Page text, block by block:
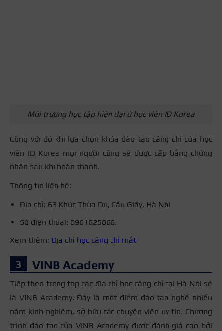
Môi trường học tập hiện đại ở học viên ID Korea
Cùng với đó khi lựa chọn khóa đào tạo căng chỉ của học
viên ID Korea mọi người cũng sẽ được cấp bằng chứng
nhận sau khi hoàn thành.
Thông tin liên hệ:
Địa chỉ: 63 Khúc Thừa Dụ, Cầu Giấy, Hà Nội
Số điện thoại: 0961625866.
Xem thêm: Địa chỉ học căng chỉ mắt
VINB Academy
Tiếp theo trong top các địa chỉ học căng chỉ tại Hà Nội sẽ
là VINB Academy. Đây là một điểm đào tạo nghề nhiều
năm kinh nghiệm, sở hữu các chuyên viên uy tín. Chương
trình đào tạo của VINB Academy được đánh giá cao bởi